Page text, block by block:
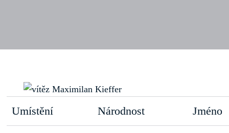
Umístění Národnost Jméno